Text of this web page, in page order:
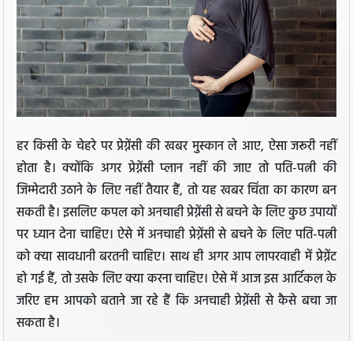
हर किसी के चेहरे पर प्रेग्नेंसी की खबर मुस्कान ले आए, ऐसा जरूरी नहीं
होता है। क्योंकि अगर प्रेग्नेंसी प्लान नहीं की जाए तो पति-पत्नी की
जिम्मेदारी उठाने के लिए नहीं तैयार हैं, तो यह खबर चिंता का कारण बन
सकती है। इसलिए कपल को अनचाही प्रेग्नेंसी से बचने के लिए कुछ उपायों
पर ध्यान देना चाहिए। ऐसे में अनचाही प्रेग्नेंसी से बचने के लिए पति-पत्नी
को क्या सावधानी बरतनी चाहिए। साथ ही अगर आप लापरवाही में प्रेग्नेंट
हो गई हैं, तो उसके लिए क्या करना चाहिए। ऐसे में आज इस आर्टिकल के
जरिए हम आपको बताने जा रहे हैं कि अनचाही प्रेग्नेंसी से कैसे बचा जा
सकता है।